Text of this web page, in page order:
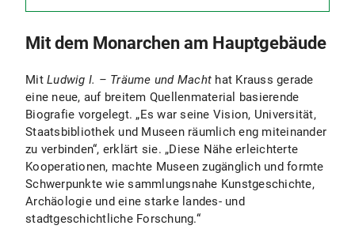
Mit dem Monarchen am Hauptgebäude
Mit Ludwig I. – Träume und Macht hat Krauss gerade
eine neue, auf breitem Quellenmaterial basierende
Biografie vorgelegt. „Es war seine Vision, Universität,
Staatsbibliothek und Museen räumlich eng miteinander
zu verbinden“, erklärt sie. „Diese Nähe erleichterte
Kooperationen, machte Museen zugänglich und formte
Schwerpunkte wie sammlungsnahe Kunstgeschichte,
Archäologie und eine starke landes- und
stadtgeschichtliche Forschung.“